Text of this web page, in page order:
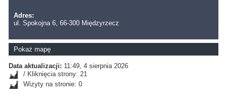
Adres:
ul. Spokojna 6, 66-300 Międzyrzecz
Pokaż mapę
Data aktualizacji: 11:49, 4 sierpnia 2026
/ Kliknięcia strony: 21
Wizyty na stronie: 0